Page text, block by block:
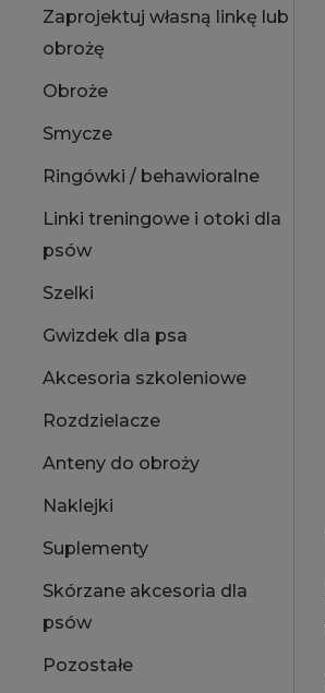
Zaprojektuj własną linkę lub
obrożę
Obroże
Smycze
Ringówki / behawioralne
Linki treningowe i otoki dla
psów
Szelki
Gwizdek dla psa
Akcesoria szkoleniowe
Rozdzielacze
Anteny do obroży
Naklejki
Suplementy
Skórzane akcesoria dla
psów
Pozostałe